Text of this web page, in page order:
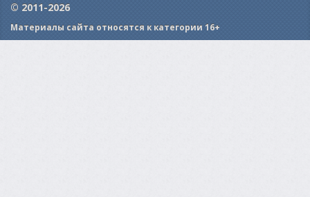
© 2011-2026
Материалы сайта относятся к категории 16+